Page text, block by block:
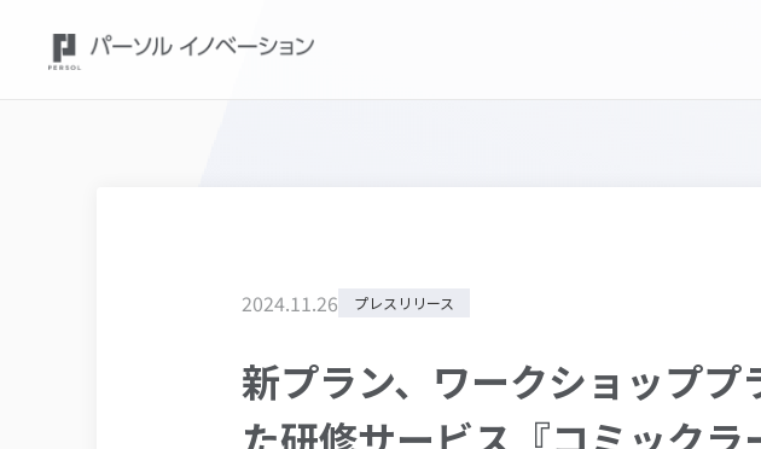
2024.11.26 プレスリリース
新プラン、ワークショップ
た研修サービス『コミック